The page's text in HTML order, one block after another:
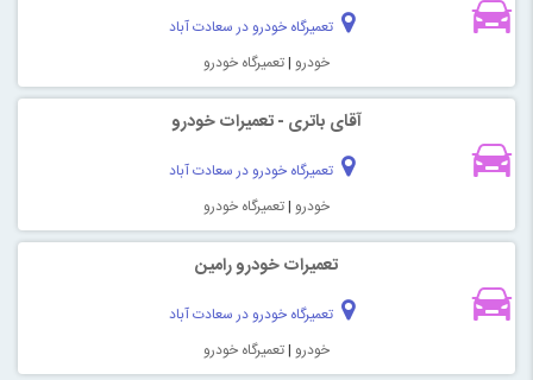
تعمیرگاه خودرو در سعادت آباد
خودرو |تعمیرگاه خودرو
آقای باتری - تعمیرات خودرو
تعمیرگاه خودرو در سعادت آباد
خودرو |تعمیرگاه خودرو
تعمیرات خودرو رامین
تعمیرگاه خودرو در سعادت آباد
خودرو |تعمیرگاه خودرو